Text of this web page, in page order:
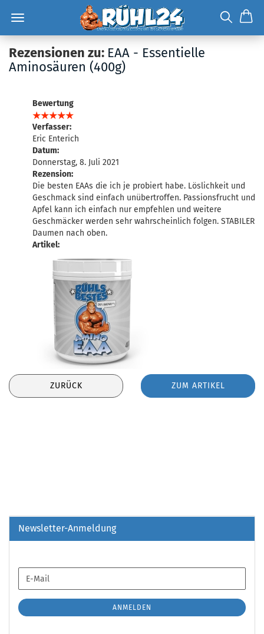
Rezensionen zu: EAA - Essentielle
Aminosäuren (400g)
Bewertung
Verfasser:
Eric Enterich
Datum:
Donnerstag, 8. Juli 2021
Rezension:
Die besten EAAs die ich je probiert habe. Löslichkeit und
Geschmack sind einfach unübertroffen. Passionsfrucht und
Apfel kann ich einfach nur empfehlen und weitere
Geschmäcker werden sehr wahrscheinlich folgen. STABILER
Daumen nach oben.
Artikel:
ZURÜCK ZUM ARTIKEL
Newsletter-Anmeldung
ZUR
ANMELDUNG
E-
Mail
ANMELDEN